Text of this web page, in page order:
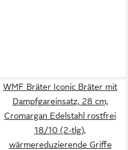
WMF Bräter Iconic Bräter mit
Dampfgareinsatz, 28 cm,
Cromargan Edelstahl rostfrei
18/10 (2-tlg),
wärmereduzierende Griffe